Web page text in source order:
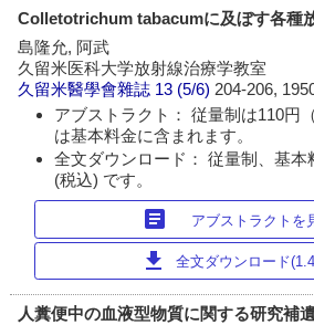
Colletotrichum tabacumに及ぼす各種
島隆允, 阿武
久留米医科大学放射線治療学教室
久留米醫學會雜誌 13 (5/6) 204-206,
アブストラクト： 従量制は110円
は基本料金に含まれます。
全文ダウンロード： 従量制、基本
(税込) です。
article アブストラクトを
download 全文ダウンロード
人糞便中の血液型物質に関する研究補